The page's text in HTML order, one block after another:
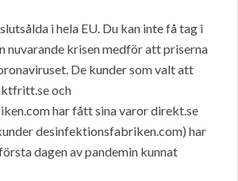
i hela EU. Du kan inte få tag i
nuvarande krisen medför att priserna
De kunder som valt att
och
har fått sina varor direkt.se
desinfektionsfabriken.com) har
dagen av pandemin kunnat